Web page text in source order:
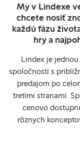
My v Lindexe
chcete nosiť
každú fázu
hry a
Lindex je
spoločností s
predajom po
tretími stranami.
cenovo
rôznych